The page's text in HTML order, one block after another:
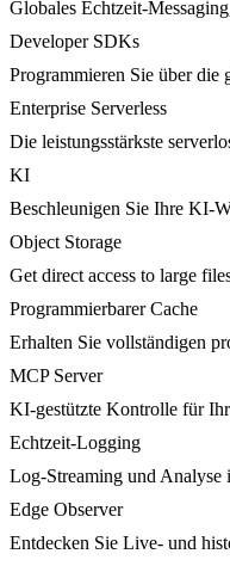
Globales Echtzeit-
Developer SDKs
Programmieren Sie über
Enterprise Serverless
Die leistungsstärkste
KI
Beschleunigen Sie Ihre KI-
Object Storage
Get direct access to large
Programmierbarer Cache
Erhalten Sie vollständigen
MCP Server
KI-gestützte Kontrolle für
Echtzeit-Logging
Log-Streaming und Analyse
Edge Observer
Entdecken Sie Live- und